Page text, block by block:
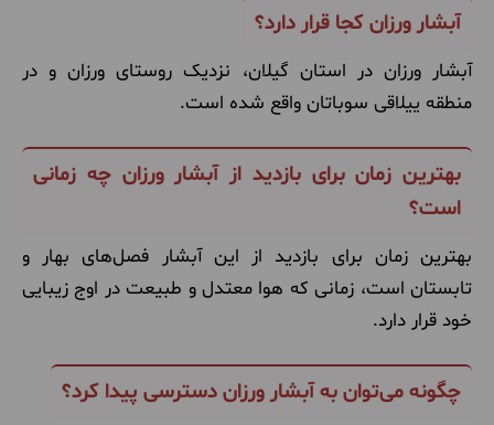
آبشار ورزان کجا قرار دارد؟
آبشار ورزان در استان گیلان، نزدیک روستای ورزان و در
منطقه ییلاقی سوباتان واقع شده است.
بهترین زمان برای بازدید از آبشار ورزان چه زمانی
است؟
بهترین زمان برای بازدید از این آبشار فصل‌های بهار و
تابستان است، زمانی که هوا معتدل و طبیعت در اوج زیبایی
خود قرار دارد.
چگونه می‌توان به آبشار ورزان دسترسی پیدا کرد؟